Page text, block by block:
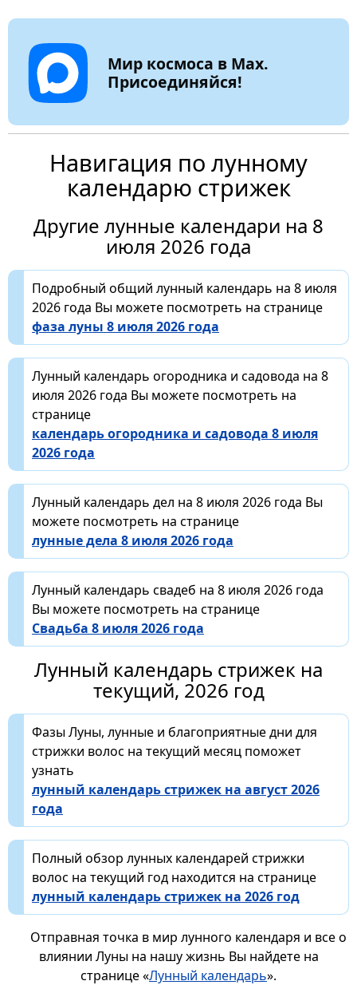
Мир космоса в Max.
Присоединяйся!
Навигация по лунному
календарю стрижек
Другие лунные календари на 8
июля 2026 года
Подробный общий лунный календарь на 8 июля
2026 года Вы можете посмотреть на странице
фаза луны 8 июля 2026 года
Лунный календарь огородника и садовода на 8
июля 2026 года Вы можете посмотреть на
странице
календарь огородника и садовода 8 июля
2026 года
Лунный календарь дел на 8 июля 2026 года Вы
можете посмотреть на странице
лунные дела 8 июля 2026 года
Лунный календарь свадеб на 8 июля 2026 года
Вы можете посмотреть на странице
Свадьба 8 июля 2026 года
Лунный календарь стрижек на
текущий, 2026 год
Фазы Луны, лунные и благоприятные дни для
стрижки волос на текущий месяц поможет
узнать
лунный календарь стрижек на август 2026
года
Полный обзор лунных календарей стрижки
волос на текущий год находится на странице
лунный календарь стрижек на 2026 год
Отправная точка в мир лунного календаря и все о
влиянии Луны на нашу жизнь Вы найдете на
странице «Лунный календарь».